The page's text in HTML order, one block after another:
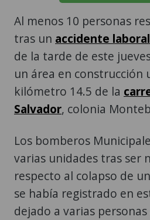
Al menos 10 personas
tras un accidente laboral
de la tarde de este
un área en construcción
kilómetro 14.5 de la
Salvador, colonia
Los bomberos
varias unidades tras ser
respecto al colapso de
se había registrado en
dejado a varias